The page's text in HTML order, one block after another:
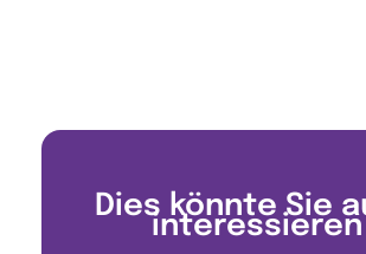
Dies könnte Sie
interessieren